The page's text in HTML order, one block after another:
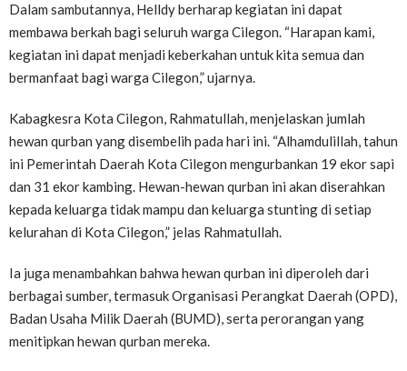
Dalam sambutannya, Helldy berharap kegiatan ini dapat
membawa berkah bagi seluruh warga Cilegon. “Harapan kami,
kegiatan ini dapat menjadi keberkahan untuk kita semua dan
bermanfaat bagi warga Cilegon,” ujarnya.
Kabagkesra Kota Cilegon, Rahmatullah, menjelaskan jumlah
hewan qurban yang disembelih pada hari ini. “Alhamdulillah, tahun
ini Pemerintah Daerah Kota Cilegon mengurbankan 19 ekor sapi
dan 31 ekor kambing. Hewan-hewan qurban ini akan diserahkan
kepada keluarga tidak mampu dan keluarga stunting di setiap
kelurahan di Kota Cilegon,” jelas Rahmatullah.
Ia juga menambahkan bahwa hewan qurban ini diperoleh dari
berbagai sumber, termasuk Organisasi Perangkat Daerah (OPD),
Badan Usaha Milik Daerah (BUMD), serta perorangan yang
menitipkan hewan qurban mereka.